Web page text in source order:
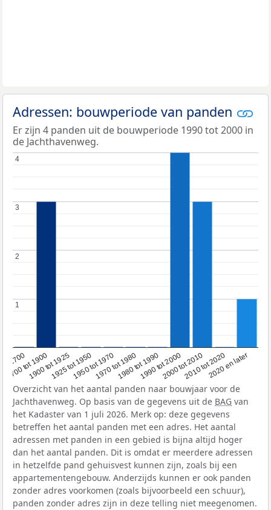
Adressen: bouwperiode van panden
Er zijn 4 panden uit de bouwperiode 1990 tot 2000 in
de Jachthavenweg.
1700
1700 tot 1900
1900 tot 19251925 tot 19501950 tot 19701970 tot 19801980 tot 19901990 tot 20002000 tot 20102010 tot 20202020 en later
1
1
2
2
3
3
4
4
Overzicht van het aantal panden naar bouwjaar voor de
Jachthavenweg. Op basis van de gegevens uit de BAG van
het Kadaster van 1 juli 2026. Merk op: deze gegevens
betreffen het aantal panden met een adres. Het aantal
adressen met panden in een gebied is bijna altijd hoger
dan het aantal panden. Dit is omdat er meerdere adressen
in hetzelfde pand gehuisvest kunnen zijn, zoals bij een
appartementengebouw. Anderzijds kunnen er ook panden
zonder adres voorkomen (zoals bijvoorbeeld een schuur),
panden zonder adres zijn in deze telling niet meegenomen.